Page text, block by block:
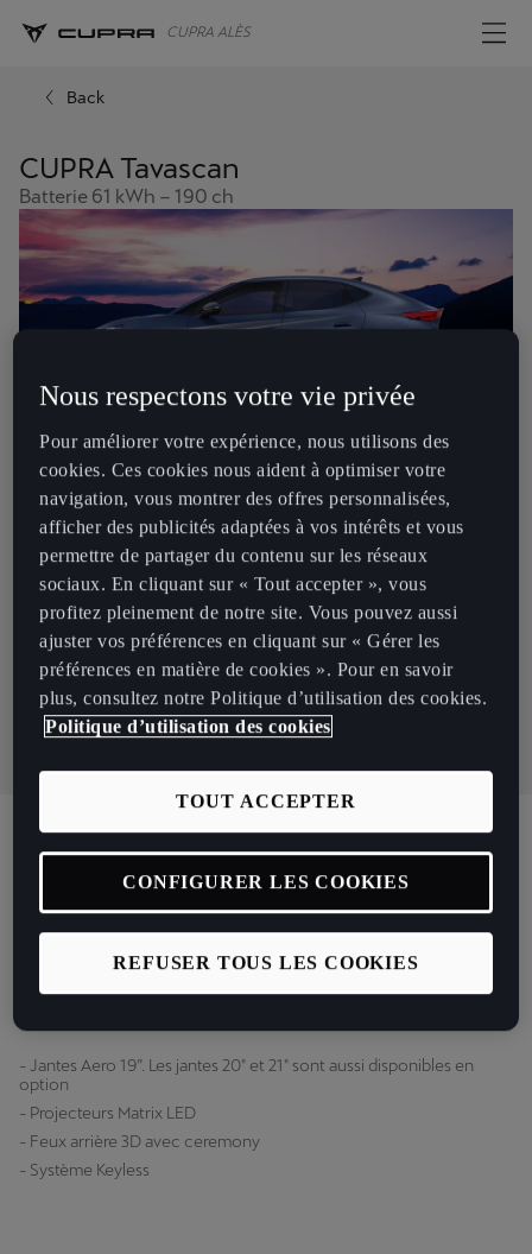
CUPRA ALÈS
Back
CUPRA Tavascan
Batterie 61 kWh – 190 ch
À partir de 429 € /mois*
Batterie 61 kWh – 190 ch
Je suis intéressé
Détails Du Véhicule
- Jantes Aero 19”. Les jantes 20" et 21" sont aussi disponibles en
option
- Projecteurs Matrix LED
- Feux arrière 3D avec ceremony
- Système Keyless
Nous respectons votre vie privée
Pour améliorer votre expérience, nous utilisons des
cookies. Ces cookies nous aident à optimiser votre
navigation, vous montrer des offres personnalisées,
afficher des publicités adaptées à vos intérêts et vous
permettre de partager du contenu sur les réseaux
sociaux. En cliquant sur « Tout accepter », vous
profitez pleinement de notre site. Vous pouvez aussi
ajuster vos préférences en cliquant sur « Gérer les
préférences en matière de cookies ». Pour en savoir
plus, consultez notre Politique d’utilisation des cookies.
Politique d’utilisation des cookies
REFUSER TOUS LES COOKIES
TOUT ACCEPTER
CONFIGURER LES COOKIES